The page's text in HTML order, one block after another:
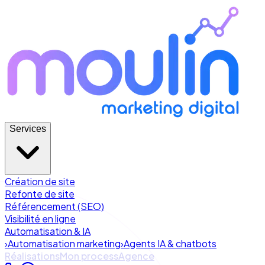
Services
Création de site
Refonte de site
Référencement (SEO)
Visibilité en ligne
Automatisation & IA
›Automatisation marketing›Agents IA & chatbots
RéalisationsMon processAgence